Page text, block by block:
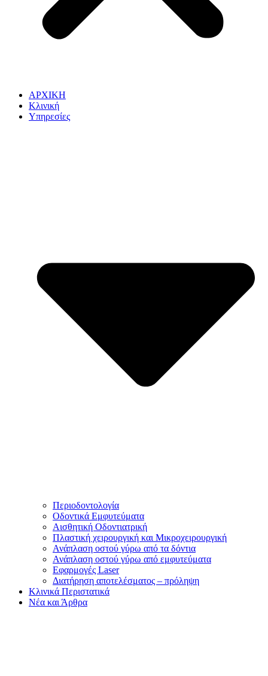
ΑΡΧΙΚΗ
Κλινική
Υπηρεσίες
Περιοδοντολογία
Οδοντικά Εμφυτεύματα
Αισθητική Οδοντιατρική
Πλαστική χειρουργική και Μικροχειρουργική
Ανάπλαση οστού γύρω από τα δόντια
Ανάπλαση οστού γύρω από εμφυτεύματα
Εφαρμογές Laser
Διατήρηση αποτελέσματος – πρόληψη
Κλινικά Περιστατικά
Νέα και Άρθρα